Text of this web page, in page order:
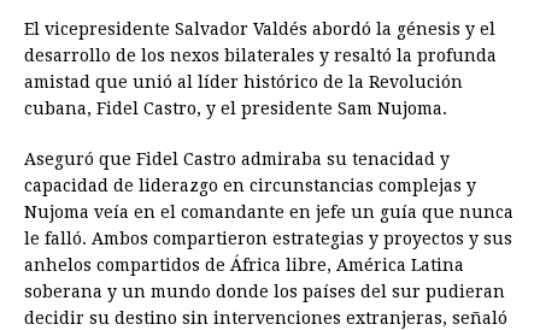
El vicepresidente Salvador Valdés abordó la génesis y el
desarrollo de los nexos bilaterales y resaltó la profunda
amistad que unió al líder histórico de la Revolución
cubana, Fidel Castro, y el presidente Sam Nujoma.
Aseguró que Fidel Castro admiraba su tenacidad y
capacidad de liderazgo en circunstancias complejas y
Nujoma veía en el comandante en jefe un guía que nunca
le falló. Ambos compartieron estrategias y proyectos y sus
anhelos compartidos de África libre, América Latina
soberana y un mundo donde los países del sur pudieran
decidir su destino sin intervenciones extranjeras, señaló